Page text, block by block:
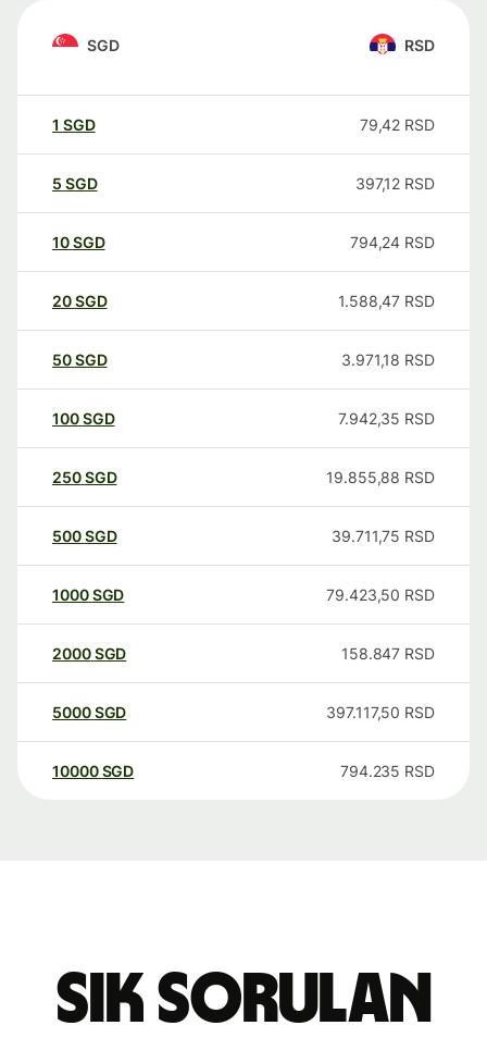
SGD RSD
1 SGD 79,42 RSD
5 SGD 397,12 RSD
10SGD 794,24 RSD
20SGD 1.588,47 RSD
50SGD 3.971,18 RSD
100SGD 7.942,35 RSD
250SGD 19.855,88 RSD
500SGD 39.711,75 RSD
1000SGD 79.423,50 RSD
2000SGD 158.847 RSD
5000SGD 397.117,50 RSD
10000 SGD 794.235 RSD
Sık sorulan